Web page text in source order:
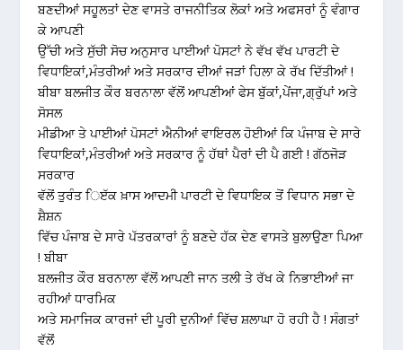
ਬਣਦੀਆਂ ਸਹੂਲਤਾਂ ਦੇਣ ਵਾਸਤੇ ਰਾਜਨੀਤਿਕ ਲੋਕਾਂ ਅਤੇ ਅਫਸਰਾਂ ਨੂੰ ਵੰਗਾਰ
ਕੇ ਆਪਣੀ
ਉੱਚੀ ਅਤੇ ਸੁੱਚੀ ਸੋਚ ਅਨੁਸਾਰ ਪਾਈਆਂ ਪੋਸਟਾਂ ਨੇ ਵੱਖ ਵੱਖ ਪਾਰਟੀ ਦੇ
ਵਿਧਾਇਕਾਂ,ਮੰਤਰੀਆਂ ਅਤੇ ਸਰਕਾਰ ਦੀਆਂ ਜੜਾਂ ਹਿਲਾ ਕੇ ਰੱਖ ਦਿੱਤੀਆਂ !
ਬੀਬਾ ਬਲਜੀਤ ਕੌਰ ਬਰਨਾਲਾ ਵੱਲੋਂ ਆਪਣੀਆਂ ਫੇਸ ਬੁੱਕਾਂ,ਪੇਂਜਾ,ਗ੍ਰੁੱਪਾਂ ਅਤੇ
ਸੋਸਲ
ਮੀਡੀਆ ਤੇ ਪਾਈਆਂ ਪੋਸਟਾਂ ਐਨੀਆਂ ਵਾਇਰਲ ਹੋਈਆਂ ਕਿ ਪੰਜਾਬ ਦੇ ਸਾਰੇ
ਵਿਧਾਇਕਾਂ,ਮੰਤਰੀਆਂ ਅਤੇ ਸਰਕਾਰ ਨੂੰ ਹੱਥਾਂ ਪੈਰਾਂ ਦੀ ਪੈ ਗਈ ! ਗੱਠਜੋੜ
ਸਰਕਾਰ
ਵੱਲੋਂ ਤੁਰੰਤ ਿੲੱਕ ਖ਼ਾਸ ਆਦਮੀ ਪਾਰਟੀ ਦੇ ਵਿਧਾਇਕ ਤੋਂ ਵਿਧਾਨ ਸਭਾ ਦੇ
ਸ਼ੈਸ਼ਨ
ਵਿੱਚ ਪੰਜਾਬ ਦੇ ਸਾਰੇ ਪੱਤਰਕਾਰਾਂ ਨੂੰ ਬਣਦੇ ਹੱਕ ਦੇਣ ਵਾਸਤੇ ਬੁਲਾਉਣਾ ਪਿਆ
! ਬੀਬਾ
ਬਲਜੀਤ ਕੌਰ ਬਰਨਾਲਾ ਵੱਲੋਂ ਆਪਣੀ ਜਾਨ ਤਲੀ ਤੇ ਰੱਖ ਕੇ ਨਿਭਾਈਆਂ ਜਾ
ਰਹੀਆਂ ਧਾਰਮਿਕ
ਅਤੇ ਸਮਾਜਿਕ ਕਾਰਜਾਂ ਦੀ ਪੂਰੀ ਦੁਨੀਆਂ ਵਿੱਚ ਸ਼ਲਾਘਾ ਹੋ ਰਹੀ ਹੈ ! ਸੰਗਤਾਂ
ਵੱਲੋਂ